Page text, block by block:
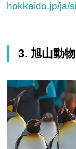
hokkaido.jp/ja/
3. 旭山動